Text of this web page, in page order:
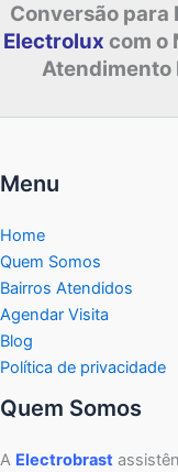
Conversão para
Electrolux com o
Atendimento
Menu
Home
Quem Somos
Bairros Atendidos
Agendar Visita
Blog
Política de privacidade
Quem Somos
A Electrobrast